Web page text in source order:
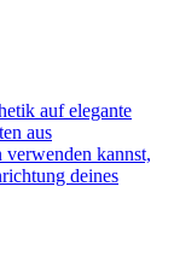
auf elegante
aus
verwenden kannst,
deines